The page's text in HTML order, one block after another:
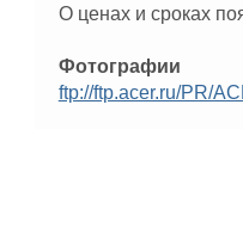
О ценах и сроках
Фотографии
ftp://ftp.acer.ru/PR/